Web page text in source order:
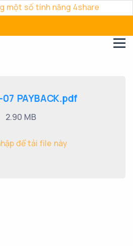
một số tính năng 4share
07 PAYBACK.pdf
2.90 MB
để tải file này